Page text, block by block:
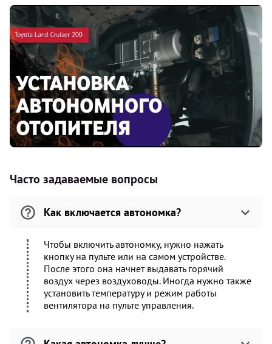
Часто задаваемые вопросы
Как включается автономка?
Чтобы включить автономку, нужно нажать
кнопку на пульте или на самом устройстве.
После этого она начнет выдавать горячий
воздух через воздуховоды. Иногда нужно также
установить температуру и режим работы
вентилятора на пульте управления.